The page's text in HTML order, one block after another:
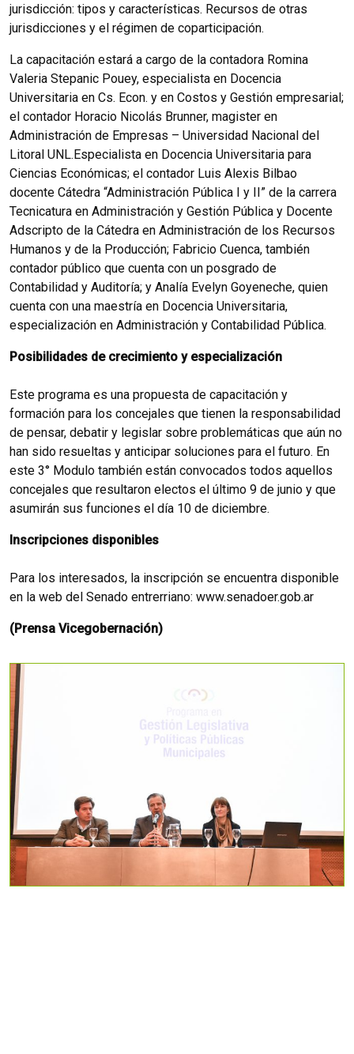
jurisdicción: tipos y características. Recursos de otras
jurisdicciones y el régimen de coparticipación.
La capacitación estará a cargo de la contadora Romina
Valeria Stepanic Pouey, especialista en Docencia
Universitaria en Cs. Econ. y en Costos y Gestión empresarial;
el contador Horacio Nicolás Brunner, magister en
Administración de Empresas – Universidad Nacional del
Litoral UNL.Especialista en Docencia Universitaria para
Ciencias Económicas; el contador Luis Alexis Bilbao
docente Cátedra “Administración Pública I y II” de la carrera
Tecnicatura en Administración y Gestión Pública y Docente
Adscripto de la Cátedra en Administración de los Recursos
Humanos y de la Producción; Fabricio Cuenca, también
contador público que cuenta con un posgrado de
Contabilidad y Auditoría; y Analía Evelyn Goyeneche, quien
cuenta con una maestría en Docencia Universitaria,
especialización en Administración y Contabilidad Pública.
Posibilidades de crecimiento y especialización
Este programa es una propuesta de capacitación y
formación para los concejales que tienen la responsabilidad
de pensar, debatir y legislar sobre problemáticas que aún no
han sido resueltas y anticipar soluciones para el futuro. En
este 3° Modulo también están convocados todos aquellos
concejales que resultaron electos el último 9 de junio y que
asumirán sus funciones el día 10 de diciembre.
Inscripciones disponibles
Para los interesados, la inscripción se encuentra disponible
en la web del Senado entrerriano: www.senadoer.gob.ar
(Prensa Vicegobernación)